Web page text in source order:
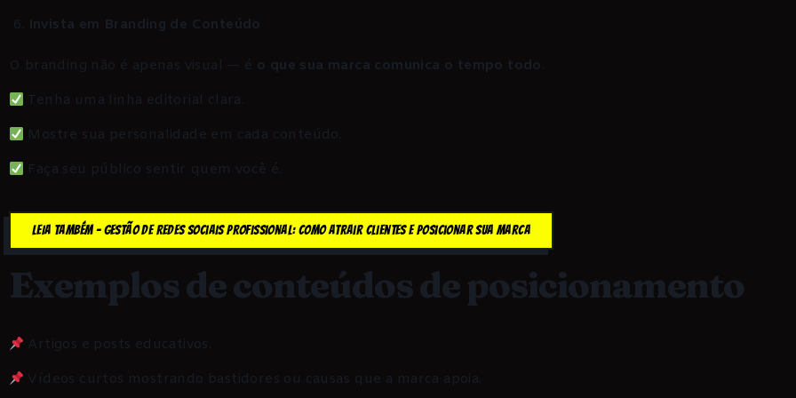
Invista em Branding de Conteúdo
O branding não é apenas visual — é o que sua marca comunica o tempo todo.
Tenha uma linha editorial clara.
Mostre sua personalidade em cada conteúdo.
Faça seu público sentir quem você é.
LEIA TAMBÉM - Gestão de Redes Sociais Profissional: Como Atrair Clientes e Posicionar sua Marca
Exemplos de conteúdos de posicionamento
Artigos e posts educativos.
Vídeos curtos mostrando bastidores ou causas que a marca apoia.